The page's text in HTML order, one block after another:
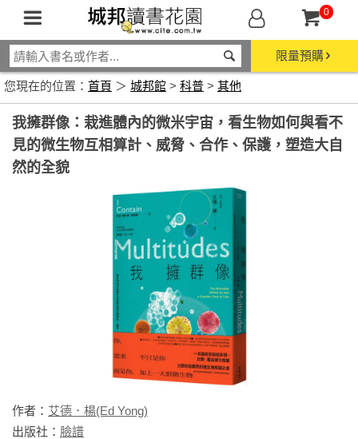
0
限量預購
您現在的位置： 首頁 ＞ 城邦館 > 科普 > 其他
我擁群像：栽進體內的微米宇宙，看生物如何與看不
見的微生物互相算計、威脅、合作、保護，塑造大自
然的全貌
作者： 艾德．楊(Ed Yong)
出版社： 臉譜